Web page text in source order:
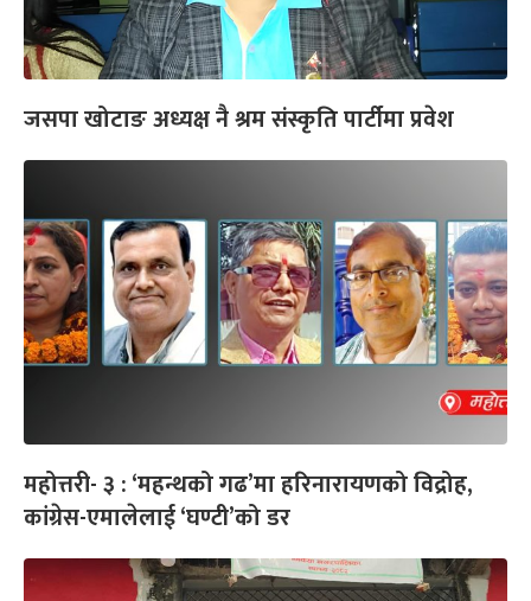
जसपा खोटाङ अध्यक्ष नै श्रम संस्कृति पार्टीमा प्रवेश
महोत्तरी- ३ : ‘महन्थको गढ’मा हरिनारायणको विद्रोह,
कांग्रेस-एमालेलाई ‘घण्टी’को डर